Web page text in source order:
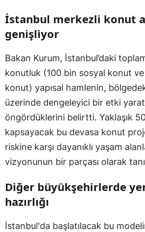
İstanbul merkezli konut
genişliyor
Bakan Kurum, İstanbul’daki
konutluk (100 bin sosyal konut ve
konut) yapısal hamlenin,
üzerinde dengeleyici bir etki
öngördüklerini belirtti. Yaklaşık
kapsayacak bu devasa konut
riskine karşı dayanıklı yaşam
vizyonunun bir parçası olarak
Diğer büyükşehirlerde
hazırlığı
İstanbul'da başlatılacak bu